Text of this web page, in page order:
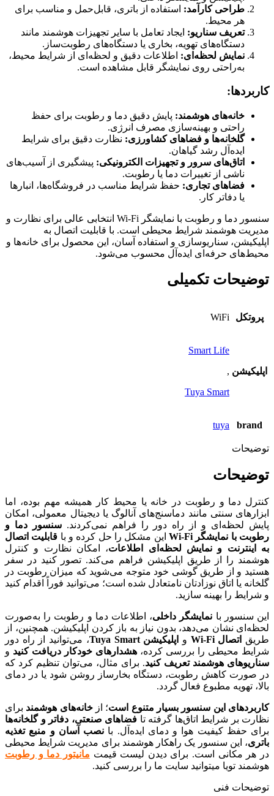
طراحی کارآمد: استفاده از باتری، قابل‌حمل و مناسب برای
هر محیط.
تعریف سناریو: ایجاد تعامل با سایر تجهیزات هوشمند مانند
دستگاه‌های تهویه، بخاری یا دستگاه‌های رطوبت‌ساز.
نمایش لحظه‌ای: اطلاعات دقیق و لحظه‌ای از شرایط محیط،
به‌راحتی روی نمایشگر قابل مشاهده است.
کاربردها:
خانه‌های هوشمند: پایش دقیق دما و رطوبت برای حفظ
راحتی و بهینه‌سازی مصرف انرژی.
گلخانه‌ها و فضاهای کشاورزی: نظارت دقیق برای شرایط
ایده‌آل رشد گیاهان.
اتاق‌های سرور و تجهیزات الکترونیکی: پیشگیری از آسیب‌های
ناشی از تغییرات دما یا رطوبت.
فضاهای تجاری: حفظ شرایط مناسب در فروشگاه‌ها، انبارها
یا دفاتر کار.
سنسور دما و رطوبت با نمایشگر Wi-Fi انتخابی عالی برای نظارت و
مدیریت هوشمند شرایط محیطی است. با قابلیت اتصال به
اپلیکیشن، سناریوسازی و استفاده آسان، این محصول برای خانه‌ها و
محیط‌های حرفه‌ای ایده‌آل محسوب می‌شود.
توضیحات تکمیلی
پروتکل WiFi
اپلیکیشن
Smart Life
,
Tuya Smart
brand
tuya
توضیحات
توضیحات
کنترل دما و رطوبت در خانه یا محیط کار همیشه مهم بوده، اما
ابزارهای سنتی مانند دماسنج‌های آنالوگ یا دیجیتال معمولی، امکان
پایش لحظه‌ای و از راه دور را فراهم نمی‌کردند.سنسور دما و
رطوبت با نمایشگر Wi-Fi
این مشکل را حل کرده و با قابلیت اتصال
به اینترنت و نمایش لحظه‌ای اطلاعات، امکان نظارت و کنترل
هوشمند را از طریق اپلیکیشن فراهم می‌کند. تصور کنید در سفر
هستید و از طریق گوشی خود متوجه می‌شوید که میزان رطوبت در
گلخانه یا اتاق نوزادتان نامتعادل شده است؛ می‌توانید فوراً اقدام کنید
و شرایط را بهینه سازید.
این سنسور با نمایشگر داخلی، اطلاعات دما و رطوبت را به‌صورت
لحظه‌ای نشان می‌دهد، بدون نیاز به باز کردن اپلیکیشن. همچنین، از
طریق اتصال Wi-Fi و اپلیکیشن Tuya Smart
، می‌توانید از راه دور
شرایط محیطی را بررسی کرده، هشدارهای خودکار دریافت کنید و
سناریوهای هوشمند تعریف کنید. برای مثال، می‌توان تنظیم کرد که
در صورت کاهش رطوبت، دستگاه بخارساز روشن شود یا در دمای
بالا، تهویه مطبوع فعال گردد.
کاربردهای این سنسور بسیار متنوع است؛ ازخانه‌های هوشمند برای
نظارت بر شرایط اتاق‌ها گرفته تا فضاهای صنعتی، دفاتر و گلخانه‌ها
برای حفظ کیفیت هوا و دمای ایده‌آل. با نصب آسان و منبع تغذیه
باتری، این سنسور یک راهکار هوشمند برای مدیریت شرایط محیطی
در هر مکانی است. برای دیدن لیست قیمت مانیتور دما و رطوبت
هوشمند تویا میتوانید سایت ما را بررسی کنید.
توضیحات فنی